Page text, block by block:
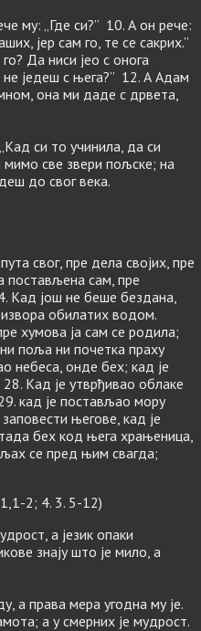
му: „Где си?” 10. А он рече:
јер сам го, те се сакрих.”
Да ниси јео с онога
једеш с њега?” 12. А Адам
она ми даде с дрвета,
си то учинила, да си
све звери пољске; на
до свог века.
свог, пре дела својих, пре
постављена сам, пре
Кад још не беше бездана,
обилатих водом.
хумова ја сам се родила;
поља ни почетка праху
небеса, онде бех; кад је
Кад је утврђивао облаке
кад је постављао мору
његове, кад је
бех код њега храњеница,
се пред њим свагда;
2; 4. 3. 5-12)
а језик опаки
знају што је мило, а
а права мера угодна му је.
а у смерних је мудрост.